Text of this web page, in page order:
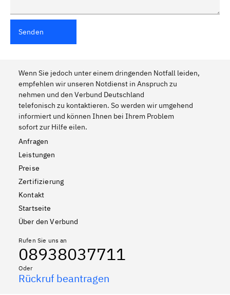
Senden
Wenn Sie jedoch unter einem dringenden Notfall leiden,
empfehlen wir unseren Notdienst in Anspruch zu
nehmen und den Verbund Deutschland
telefonisch zu kontaktieren. So werden wir umgehend
informiert und können Ihnen bei Ihrem Problem
sofort zur Hilfe eilen.
Anfragen
Leistungen
Preise
Zertifizierung
Kontakt
Startseite
Über den Verbund
Rufen Sie uns an
08938037711
Oder
Rückruf beantragen